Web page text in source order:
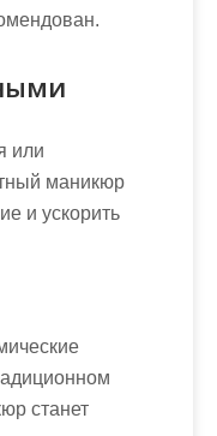
или
маникюр
и ускорить
станет